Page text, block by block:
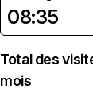
08:35
Total des
mois